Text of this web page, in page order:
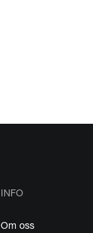
INFO
Om oss